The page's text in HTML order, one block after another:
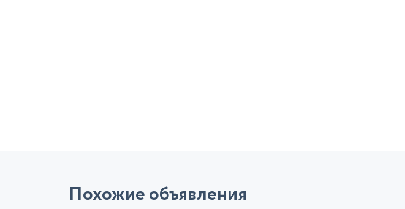
Похожие объявления